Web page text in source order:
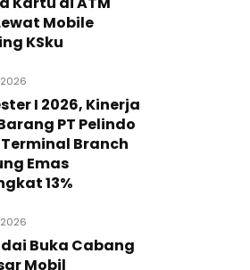
Mobile
KSku
I 2026, Kinerja
PT Pelindo
Branch
Emas
13%
Buka Cabang
Mobil